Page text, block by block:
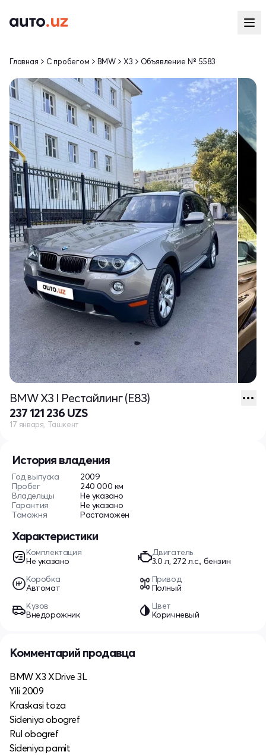
История владения
Год выпуска
2009
Пробег
240 000 км
Владельцы
Не указано
Гарантия
Не указано
Таможня
Растаможен
Характеристики
Комплектация
Не указано
Двигатель
3.0 л, 272 л.с., бензин
Коробка
Автомат
Привод
Полный
Кузов
Внедорожник
Цвет
Коричневый
Главная С пробегом BMW X3 Объявление № 5583
BMW X3 I Рестайлинг (E83)
237 121 236 UZS
17 января, Ташкент
Комментарий продавца
BMW X3 XDrive 3L
Yili 2009
Kraskasi toza
Sideniya obogref
Rul obogref
Sideniya pamit